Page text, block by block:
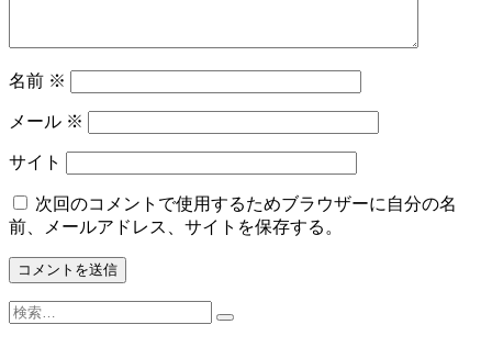
名前 ※
メール ※
サイト
次回のコメントで使用するためブラウザーに自分の名
前、メールアドレス、サイトを保存する。